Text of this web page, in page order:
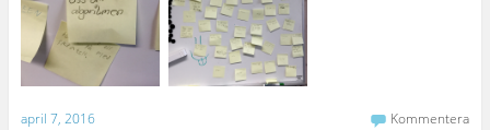
april 7, 2016 Kommentera